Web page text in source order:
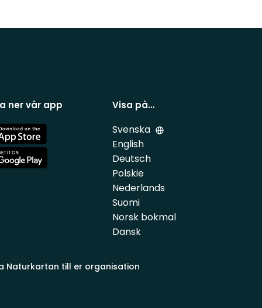
ner vår app Visa på…
Svenska
English
Deutsch
Polskie
Nederlands
Suomi
Norsk bokmal
Dansk
Naturkartan till er organisation